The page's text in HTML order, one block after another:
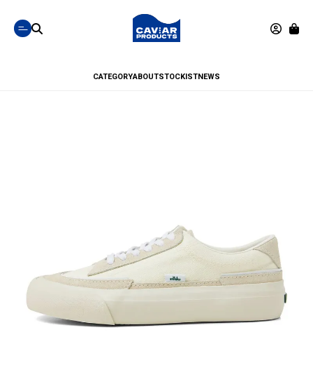
CATEGORYABOUTSTOCKISTNEWS